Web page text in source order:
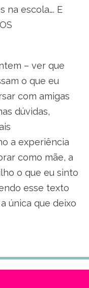
na escola…. E
– ver que
o que eu
com amigas
dúvidas,
a experiência
como mãe, a
o que eu sinto
esse texto
única que deixo